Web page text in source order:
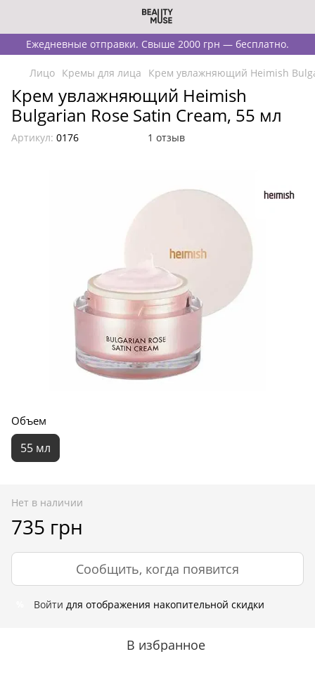
Ежедневные отправки. Свыше 2000 грн — бесплатно.
Лицо Кремы для лица Крем увлажняющий Heimish
Крем увлажняющий Heimish
Bulgarian Rose Satin Cream, 55 мл
Артикул: 0176 1 отзыв
Объем
55 мл
Нет в наличии
735 грн
Сообщить, когда появится
Войти для отображения накопительной скидки
В избранное